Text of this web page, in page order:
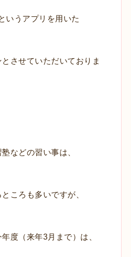
いうアプリを用いた
させていただいておりま
などの習い事は、
ころも多いですが、
年度（来年3月まで）は、